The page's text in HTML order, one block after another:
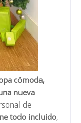
cómoda,
nueva
de
todo incluido,